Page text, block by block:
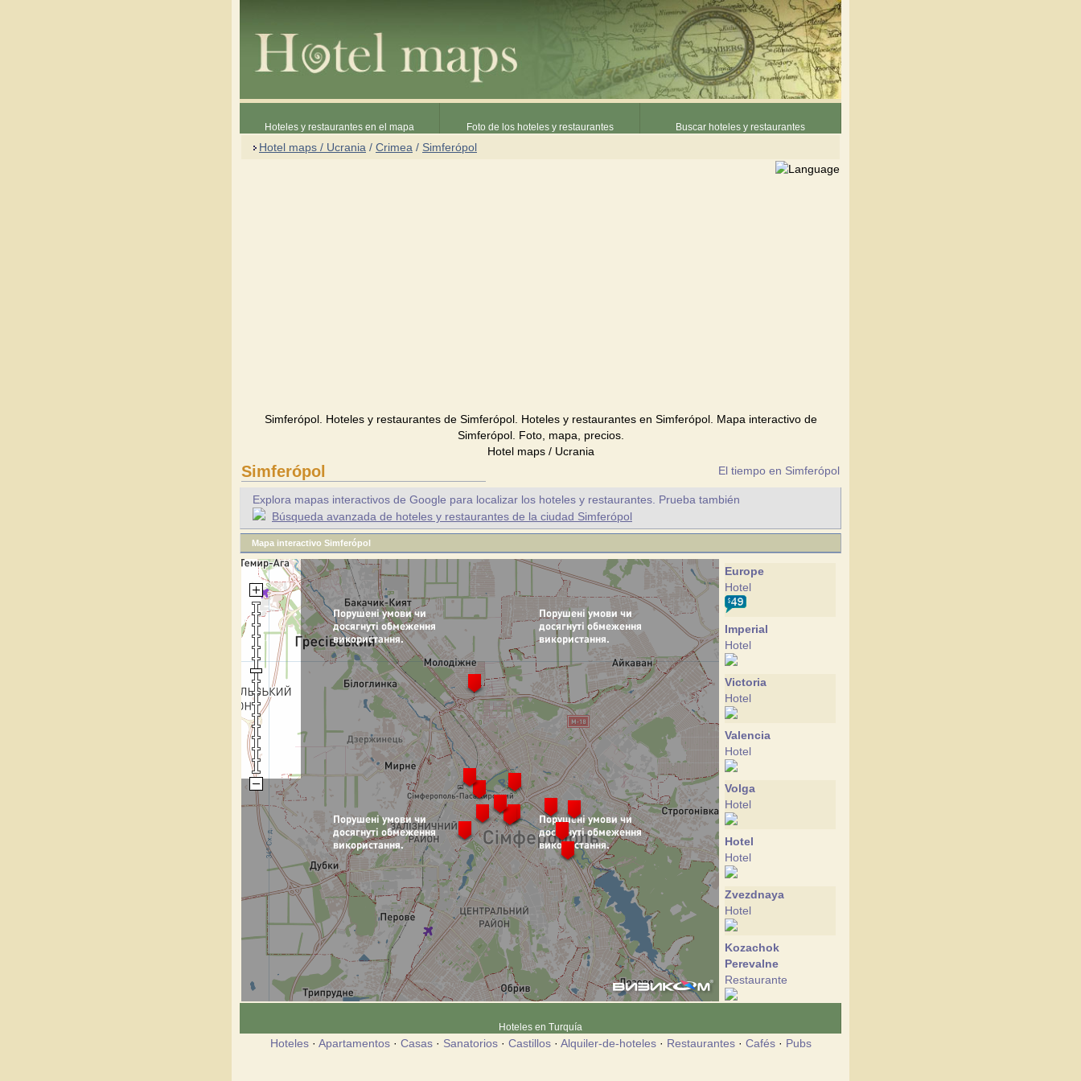
Hoteles y restaurantes en el mapa Foto de los hoteles y restaurantes Buscar hoteles y restaurantes
Hotel maps / Ucrania / Crimea / Simferópol
Simferópol. Hoteles y restaurantes de Simferópol. Hoteles y restaurantes en Simferópol. Mapa interactivo de
Simferópol. Foto, mapa, precios.
Hotel maps / Ucrania
Simferópol El tiempo en Simferópol
Explora mapas interactivos de Google para localizar los hoteles y restaurantes. Prueba también
Búsqueda avanzada de hoteles y restaurantes de la ciudad Simferópol
Mapa interactivo Simferópol
Europe
Hotel
Imperial
Hotel
Victoria
Hotel
Valencia
Hotel
Volga
Hotel
Hotel
Hotel
Zvezdnaya
Hotel
Kozachok
Perevalne
Restaurante
Hotel
Hoteles en Turquía
Hoteles· Apartamentos· Casas· Sanatorios· Castillos· Alquiler-de-hoteles· Restaurantes· Cafés· Pubs